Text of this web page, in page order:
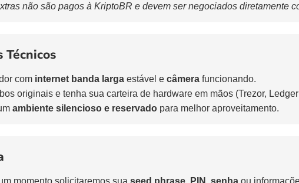
não são pagos à KriptoBR e devem ser negociados diretamente
Técnicos
com internet banda larga estável ecâmera funcionando.
originais e tenha sua carteira de hardware em mãos (Trezor,
ambiente silencioso e reservado para melhor aproveitamento.
momento solicitaremos suaseed phrase, PIN ,senha ou